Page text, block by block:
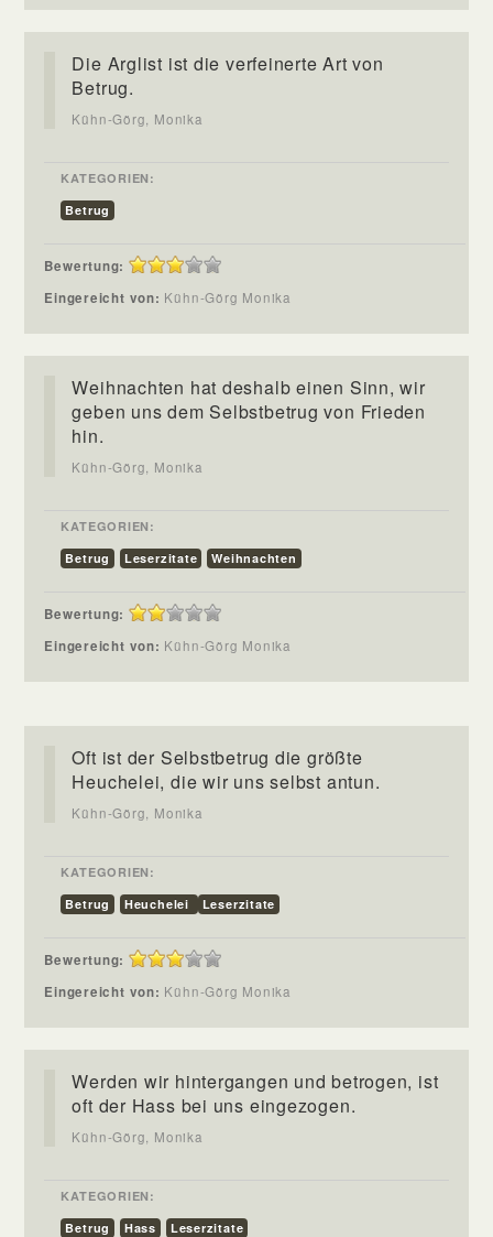
Die Arglist ist die verfeinerte Art von
Betrug.
Kühn-Görg, Monika
KATEGORIEN:
Betrug
Bewertung:
Eingereicht von: Kühn-Görg Monika
Weihnachten hat deshalb einen Sinn, wir
geben uns dem Selbstbetrug von Frieden
hin.
Kühn-Görg, Monika
KATEGORIEN:
Betrug
Leserzitate Weihnachten
Bewertung:
Eingereicht von: Kühn-Görg Monika
Oft ist der Selbstbetrug die größte
Heuchelei, die wir uns selbst antun.
Kühn-Görg, Monika
KATEGORIEN:
Betrug
Heuchelei Leserzitate
Bewertung:
Eingereicht von: Kühn-Görg Monika
Werden wir hintergangen und betrogen, ist
oft der Hass bei uns eingezogen.
Kühn-Görg, Monika
KATEGORIEN:
Betrug
Hass Leserzitate